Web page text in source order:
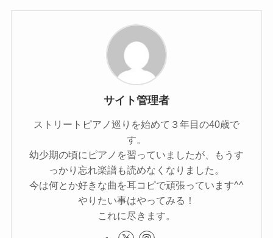
サイト管理者
ストリートピアノ巡りを始めて３年目の40歳で
す。
幼少期の頃にピアノを習っていましたが、もうす
っかり忘れ楽譜も読めなくなりました。
今は何とか好きな曲を耳コピで頑張っています^^
やりたい事はやってみる！
これに尽きます。